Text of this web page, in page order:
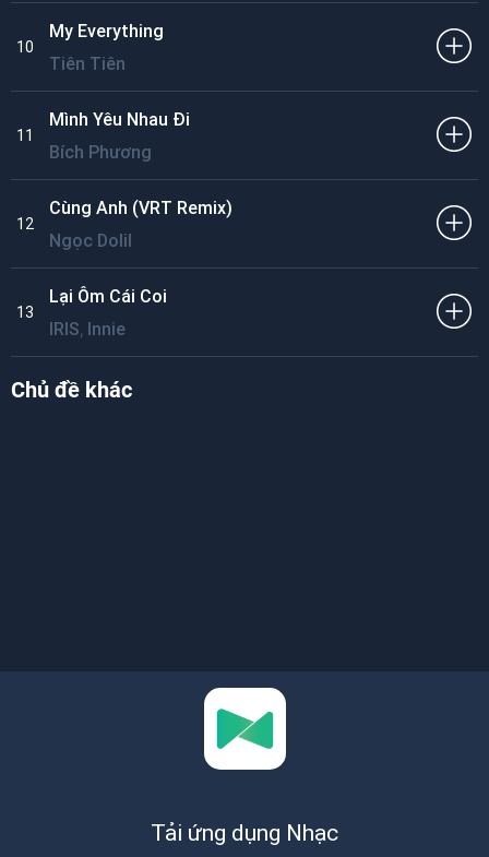
10
My Everything
Tiên Tiên
11
Mình Yêu Nhau Đi
Bích Phương
12
Cùng Anh (VRT Remix)
Ngọc Dolil
13
Lại Ôm Cái Coi
IRIS, Innie
Chủ đề khác
Tải ứng dụng Nhạc